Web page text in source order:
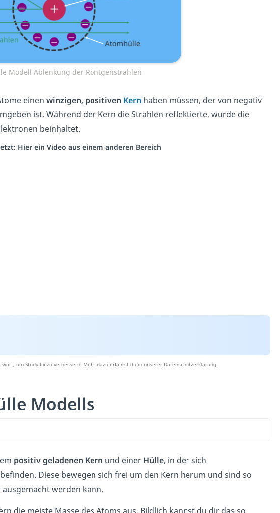
Modell Ablenkung der Röntgenstrahlen
einen winzigen, positiven Kern haben müssen, dervon negativ
geben ist. Während der Kern die Strahlen reflektierte, wurde die
beinhaltet.
Hier ein Video aus einem anderen Bereich
um Studyflix zu verbessern. Mehr dazu erfährst du in unserer Datenschutzerklärung.
Modells
positiv geladenen Kern und einerHülle, in der sich
befinden. Diese bewegen sich frei um den Kern herum und sind so
werden kann.
die meiste Masse des Atoms aus. Bildlich kannst du dir das so